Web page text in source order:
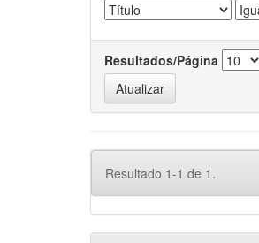
Resultados/Página
Resultado 1-1 de 1.